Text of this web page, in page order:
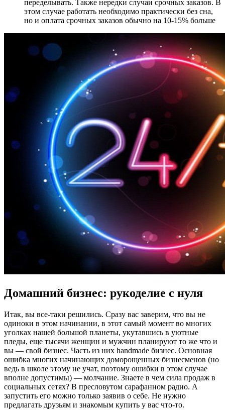
переделывать. Также нередки случаи срочных заказов. В
этом случае работать необходимо практически без сна,
но и оплата срочных заказов обычно на 10-15% больше
Домашний бизнес: рукоделие с нуля
Итак, вы все-таки решились. Сразу вас заверим, что вы не
одиноки в этом начинании, в этот самый момент во многих
уголках нашей большой планеты, укутавшись в уютные
пледы, еще тысячи женщин и мужчин планируют то же что и
вы — свой бизнес. Часть из них handmade бизнес. Основная
ошибка многих начинающих доморощенных бизнесменов (но
ведь в школе этому не учат, поэтому ошибки в этом случае
вполне допустимы) — молчание. Знаете в чем сила продаж в
социальных сетях? В пресловутом сарафанном радио. А
запустить его можно только заявив о себе. Не нужно
предлагать друзьям и знакомым купить у вас что-то.